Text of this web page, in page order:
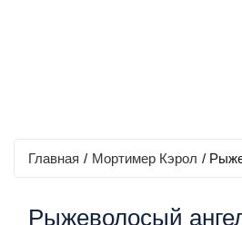
Главная / Мортимер Кэрол /
Рыжеволосый